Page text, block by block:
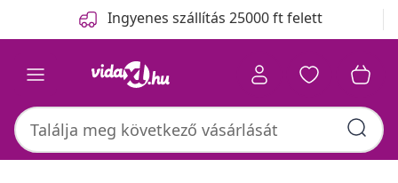
Ingyenes szállítás 25000 ft felett